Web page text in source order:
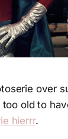
over
old to
hierrr.